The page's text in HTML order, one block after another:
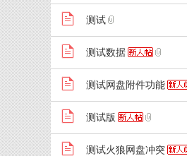
P!
测试
测试数据
测试网盘附件功能
测试版
测试火狼网盘冲突